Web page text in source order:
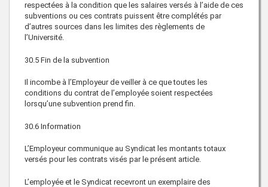
respectées à la condition que les salaires versés à l’aide de ces
subventions ou ces contrats puissent être complétés par
d’autres sources dans les limites des règlements de
l’Université.
30.5 Fin de la subvention
Il incombe à l’Employeur de veiller à ce que toutes les
conditions du contrat de l’employée soient respectées
lorsqu’une subvention prend fin.
30.6 Information
L’Employeur communique au Syndicat les montants totaux
versés pour les contrats visés par le présent article.
L’employée et le Syndicat recevront un exemplaire des